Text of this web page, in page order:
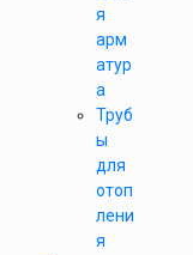
я
арм
атур
а
Труб
ы
для
отоп
лени
я